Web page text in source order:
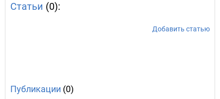
Статьи (0):
Добавить статью
Публикации (0)